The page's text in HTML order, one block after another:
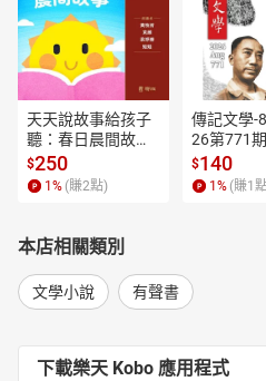
天天說故事給孩子
聽：春日晨間故事
【有聲書】
$250
1 % (賺2點)
傳記文學-
26第771
書】
$140
1 % (賺1
本店相關類別
文學小說 有聲書
下載樂天 Kobo 應用程式